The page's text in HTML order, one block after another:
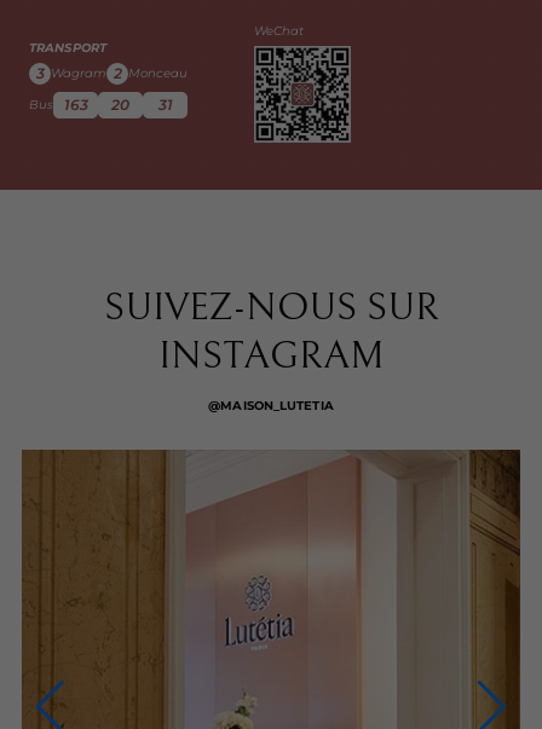
TRANSPORT
3 Wagram 2 Monceau
Bus
163 20 31
WeChat
SUIVEZ-NOUS SUR
INSTAGRAM
@MAISON_LUTETIA